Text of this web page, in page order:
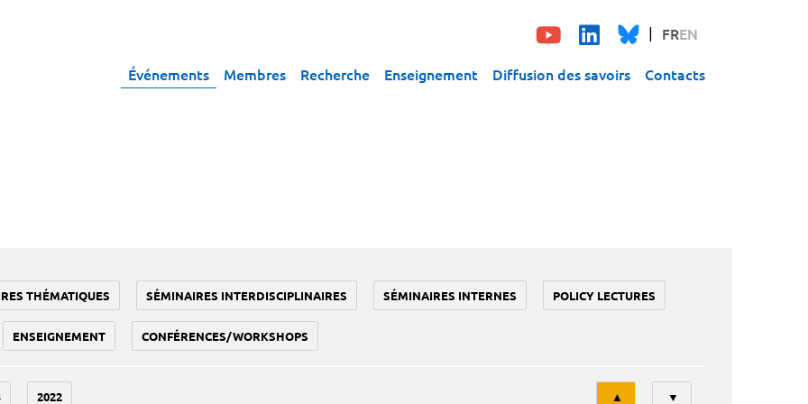
FREN
Événements Membres Recherche Enseignement Diffusion des savoirs Contacts
THÉMATIQUES SÉMINAIRES INTERDISCIPLINAIRES SÉMINAIRES INTERNES POLICY LECTURES
ENSEIGNEMENT CONFÉRENCES/WORKSHOPS
2022
Tri
▲ ▼